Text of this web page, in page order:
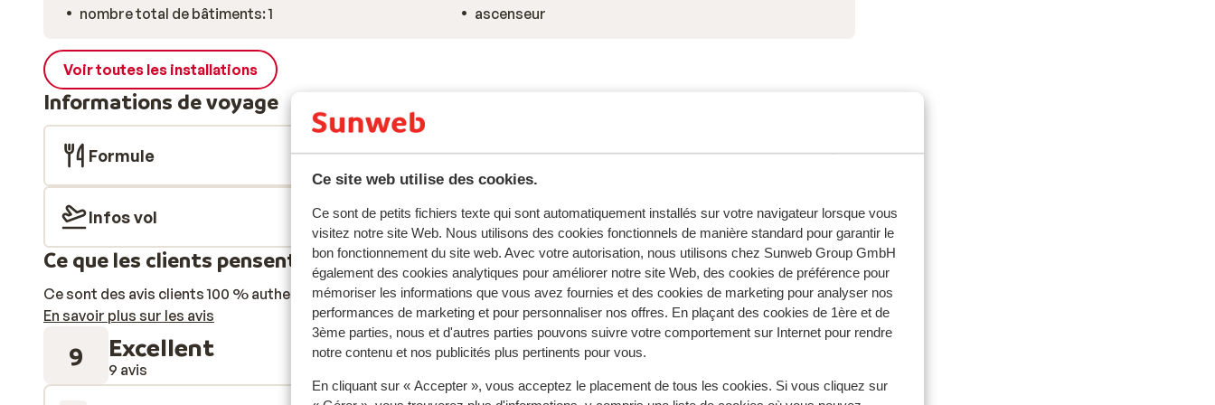
Ce site web utilise des cookies.
Ce sont de petits fichiers texte qui sont automatiquement installés sur votre navigateur lorsque vous
visitez notre site Web. Nous utilisons des cookies fonctionnels de manière standard pour garantir le
bon fonctionnement du site web. Avec votre autorisation, nous utilisons chez Sunweb Group GmbH
également des cookies analytiques pour améliorer notre site Web, des cookies de préférence pour
mémoriser les informations que vous avez fournies et des cookies de marketing pour analyser nos
performances de marketing et pour personnaliser nos offres. En plaçant des cookies de 1ère et de
3ème parties, nous et d'autres parties pouvons suivre votre comportement sur Internet pour rendre
notre contenu et nos publicités plus pertinents pour vous.
En cliquant sur « Accepter », vous acceptez le placement de tous les cookies. Si vous cliquez sur
nombre total de bâtiments: 1
ascenseur
Voir toutes les installations
Informations de voyage
Formule
Infos vol
Ce que les clients pensent
Ce sont des avis clients 100 % authentiques qui reflètent fidèlement leur expérience avec notre produit.
En savoir plus sur les avis
9 Excellent
9 avis